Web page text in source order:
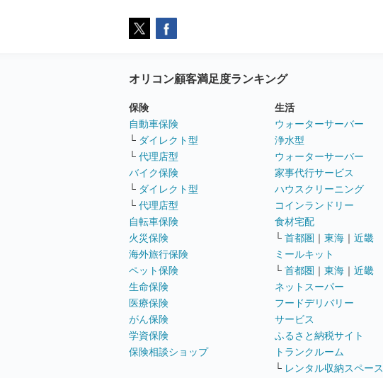
オリコン顧客満足度ランキング
保険
自動車保険
└ ダイレクト型
└ 代理店型
バイク保険
└ ダイレクト型
└ 代理店型
自転車保険
火災保険
海外旅行保険
ペット保険
生命保険
医療保険
がん保険
学資保険
保険相談ショップ
生活
ウォーターサーバー
浄水型
ウォーターサーバー
家事代行サービス
ハウスクリーニング
コインランドリー
食材宅配
└ 首都圏 ｜ 東海 ｜ 近畿
ミールキット
└ 首都圏 ｜ 東海 ｜ 近畿
ネットスーパー
フードデリバリー
サービス
ふるさと納税サイト
トランクルーム
└ レンタル収納スペース